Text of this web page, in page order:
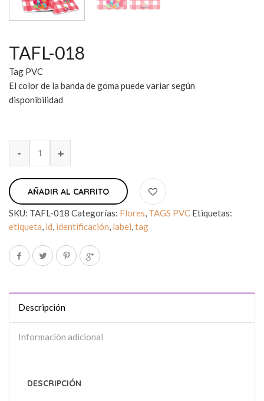
TAFL-018
Tag PVC
El color de la banda de goma puede variar según
disponibilidad
AÑADIR AL CARRITO
SKU: TAFL-018 Categorías: Flores, TAGS PVC Etiquetas:
etiqueta, id, identificación, label,tag
Descripción
Información adicional
DESCRIPCIÓN